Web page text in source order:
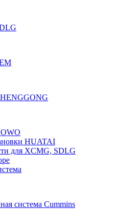
HUATAI
для XCMG, SDLG
система Cummins